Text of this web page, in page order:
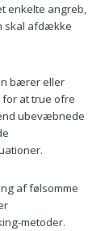
enkelte angreb,
skal afdække
bærer eller
at true ofre
ubevæbnede
af følsomme
metoder.